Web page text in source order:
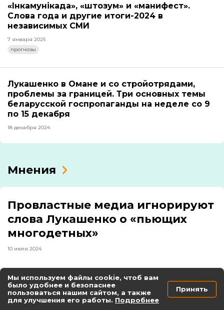
«Інкамунікада», «штозум» и «манифест».
Слова года и другие итоги-2024 в
независимых СМИ
7 января 2025
прогнозы
Лукашенко в Омане и со стройотрядами,
проблемы за границей. Три основных темы
беларусской госпропаганды на неделе со 9
по 15 декабря
18 декабря 2024
Мнения
Провластные медиа игнорируют
слова Лукашенко о «пьющих
многодетных»
10 июля 2024
Екатерина Дейкало о взломе базы
обращений: «Важно соизмерять цель и
Мы используем файлы cookie, чтоб вам
было удобнее и безопаснее
пользоваться нашим сайтом, а также
для улучшения его работы. Подробнее
Принять